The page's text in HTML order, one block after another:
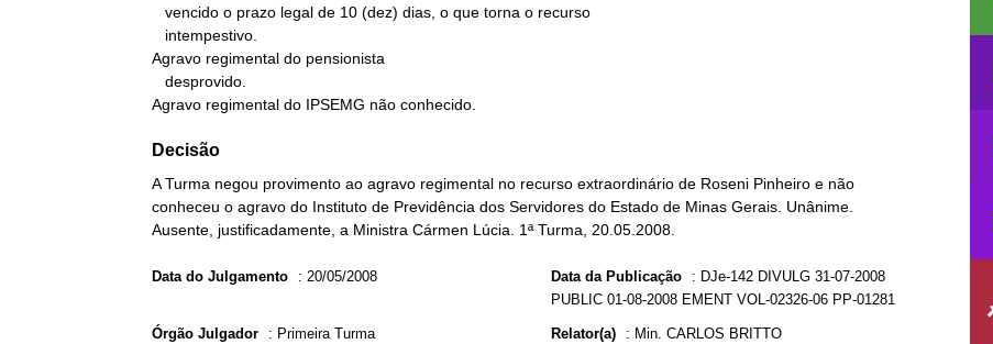
Agravo regimental do pensionista
Agravo regimental do IPSEMG não conhecido.
Decisão
A Turma negou provimento ao agravo regimental no recurso extraordinário de Roseni Pinheiro e não
conheceu o agravo do Instituto de Previdência dos Servidores do Estado de Minas Gerais. Unânime.
Ausente, justificadamente, a Ministra Cármen Lúcia. 1ª Turma, 20.05.2008.
Data do Julgamento : 20/05/2008 Data da Publicação : DJe-142 DIVULG 31-07-2008
PUBLIC 01-08-2008 EMENT VOL-02326-06 PP-01281
Órgão Julgador : Primeira Turma Relator(a) : Min. CARLOS BRITTO